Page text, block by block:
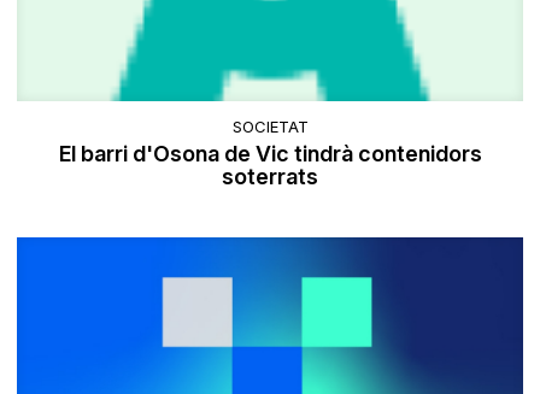
SOCIETAT
El barri d'Osona de Vic tindrà contenidors
soterrats